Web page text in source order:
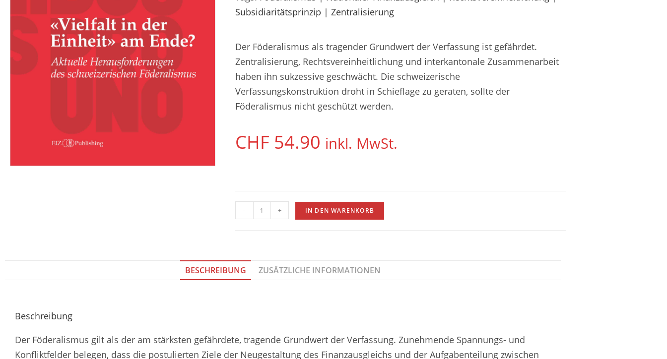
Subsidiaritätsprinzip | Zentralisierung
Der Föderalismus als tragender Grundwert der Verfassung ist gefährdet.
Zentralisierung, Rechtsvereinheitlichung und interkantonale Zusammenarbeit
haben ihn sukzessive geschwächt. Die schweizerische
Verfassungskonstruktion droht in Schieflage zu geraten, sollte der
Föderalismus nicht geschützt werden.
CHF 54.90 inkl. MwSt.
- + IN DEN WARENKORB
BESCHREIBUNG ZUSÄTZLICHE INFORMATIONEN
Beschreibung
Der Föderalismus gilt als der am stärksten gefährdete, tragende Grundwert der Verfassung. Zunehmende Spannungs- und
Konfliktfelder belegen, dass die postulierten Ziele der Neugestaltung des Finanzausgleichs und der Aufgabenteilung zwischen